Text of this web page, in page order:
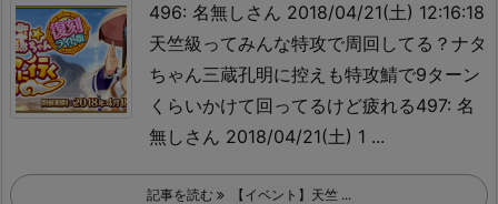
496: 名無しさん 2018/04/21(土) 12:16:18
天竺級ってみんな特攻で周回してる？ ナタ
ちゃん三蔵孔明に控えも特攻鯖で9ターン
くらいかけて回ってるけど疲れる497: 名
無しさん 2018/04/21(土) 1 ...
記事を読む 【イベント】天竺 ...